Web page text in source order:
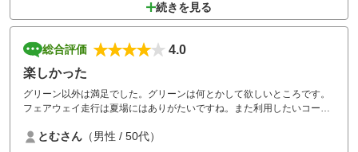
続きを見る
総合評価
4.0
楽しかった
グリーン以外は満足でした。グリーンは何とかして欲しいところです。
フェアウェイ走行は夏場にはありがたいですね。また利用したいコース
とむさん （男性 / 50代）